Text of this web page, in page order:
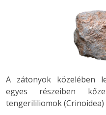
A zátonyok közelében
egyes részeiben
tengerililiomok (Crinoidea)